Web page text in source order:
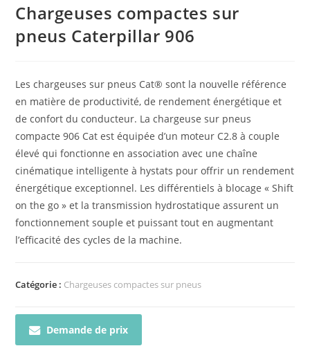
Chargeuses compactes sur
pneus Caterpillar 906
Les chargeuses sur pneus Cat® sont la nouvelle référence
en matière de productivité, de rendement énergétique et
de confort du conducteur. La chargeuse sur pneus
compacte 906 Cat est équipée d’un moteur C2.8 à couple
élevé qui fonctionne en association avec une chaîne
cinématique intelligente à hystats pour offrir un rendement
énergétique exceptionnel. Les différentiels à blocage « Shift
on the go » et la transmission hydrostatique assurent un
fonctionnement souple et puissant tout en augmentant
l’efficacité des cycles de la machine.
Catégorie : Chargeuses compactes sur pneus
Demande de prix